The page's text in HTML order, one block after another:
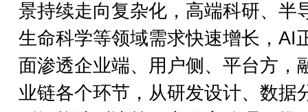
景持续走向复杂化，高端科研、半
生命科学等领域需求快速增长，AI
面渗透企业端、用户侧、平台方，
业链各个环节，从研发设计、数据